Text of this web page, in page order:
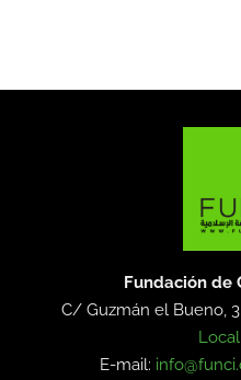
Fundación de
C/ Guzmán el Bueno,
E-mail: